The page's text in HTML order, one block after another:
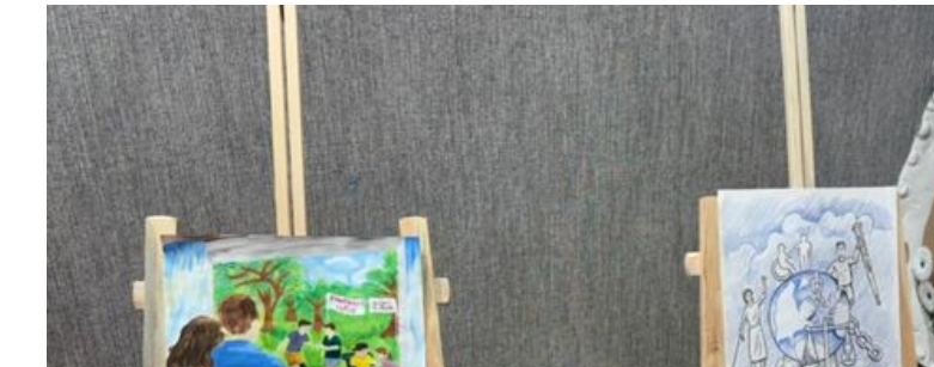
Spor
Teknoloji
Sektörel
Arşiv
Künye